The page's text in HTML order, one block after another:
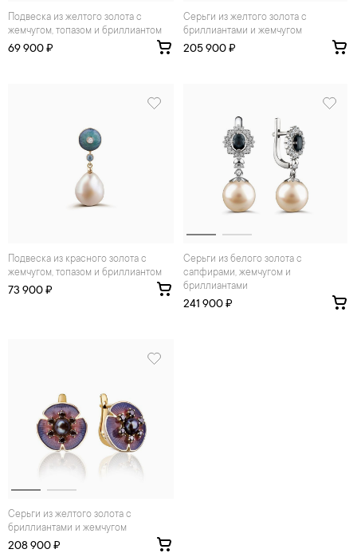
жемчугом, топазом и бриллиантом
69 900 ₽
Серьги из желтого золота с
бриллиантами и жемчугом
205 900 ₽
жемчугом, топазом и бриллиантом
73 900 ₽
Серьги из белого золота с
сапфирами, жемчугом и
бриллиантами
241 900 ₽
Серьги из желтого золота с
бриллиантами и жемчугом
208 900 ₽